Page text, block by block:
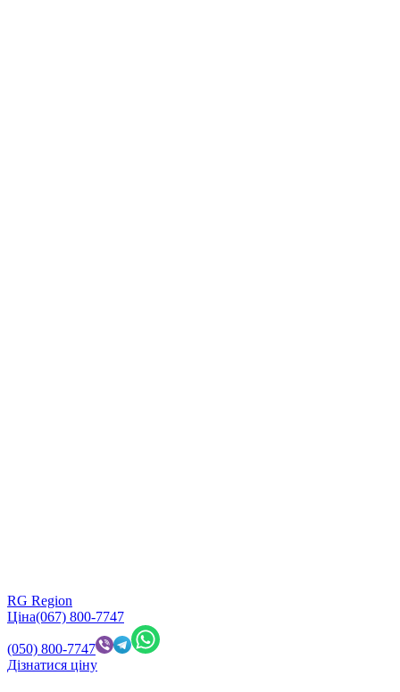
RG Region
Ціна(067) 800-7747
(050) 800-7747
Дізнатися ціну